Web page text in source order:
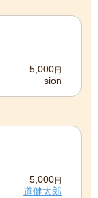
5,000円
sion
5,000円
道健太郎